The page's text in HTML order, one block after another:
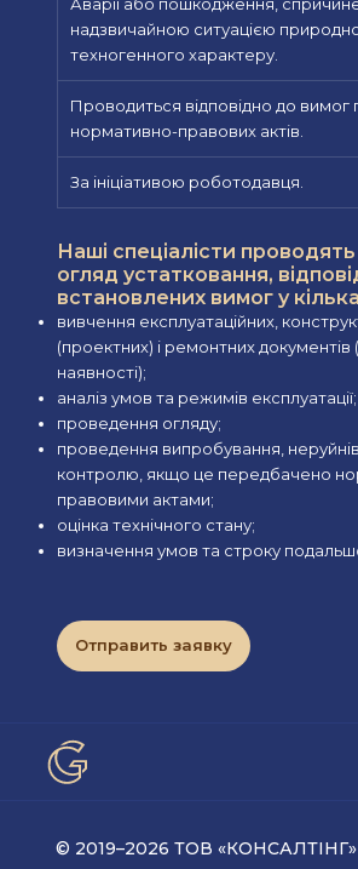
надзвичайною ситуацією
техногенного характеру.
Проводиться відповідно до вимог
нормативно-правових актів.
За ініціативою роботодавця.
Наші спеціалісти
огляд устатковання,
встановлених вимог у
вивчення експлуатаційних,
(проектних) і ремонтних документів
наявності);
аналіз умов та режимів експлуатації;
проведення огляду;
проведення випробування,
контролю, якщо це передбачено
правовими актами;
оцінка технічного стану;
визначення умов та строку
Отправить заявку
© 2019–2026 ТОВ «КОНСАЛТІНГ»